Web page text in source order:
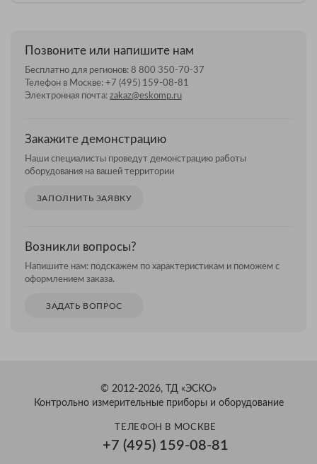
Позвоните или напишите нам
Бесплатно для регионов: 8 800 350-70-37
Телефон в Москве: +7 (495) 159-08-81
Электронная почта: zakaz@eskomp.ru
Закажите демонстрацию
Наши специалисты проведут демонстрацию работы
оборудования на вашей территории
ЗАПОЛНИТЬ ЗАЯВКУ
Возникли вопросы?
Напишите нам: подскажем по характеристикам и поможем с
оформлением заказа.
ЗАДАТЬ ВОПРОС
© 2012-2026, ТД «ЭСКО»
Контрольно измерительные приборы и оборудование
ТЕЛЕФОН В МОСКВЕ
+7 (495) 159-08-81